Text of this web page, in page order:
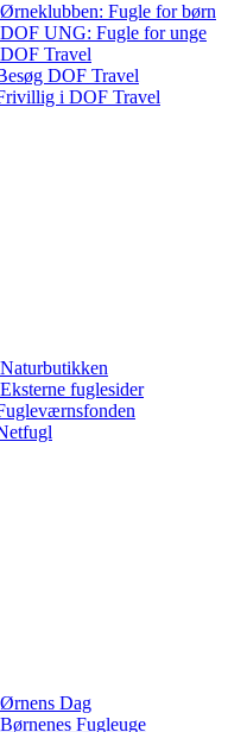
Ørneklubben: Fugle for børn
DOF UNG: Fugle for unge
DOF Travel
DOF Travel
i DOF Travel
Naturbutikken
Eksterne fuglesider
Ørnens Dag
Børnenes Fugleuge